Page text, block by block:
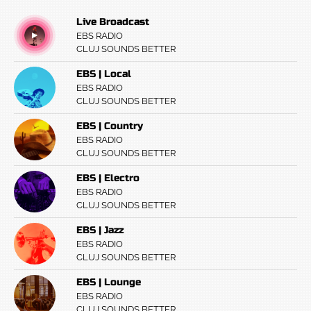
Live Broadcast
EBS RADIO
CLUJ SOUNDS BETTER
EBS | Local
EBS RADIO
CLUJ SOUNDS BETTER
EBS | Country
EBS RADIO
CLUJ SOUNDS BETTER
EBS | Electro
EBS RADIO
CLUJ SOUNDS BETTER
EBS | Jazz
EBS RADIO
CLUJ SOUNDS BETTER
EBS | Lounge
EBS RADIO